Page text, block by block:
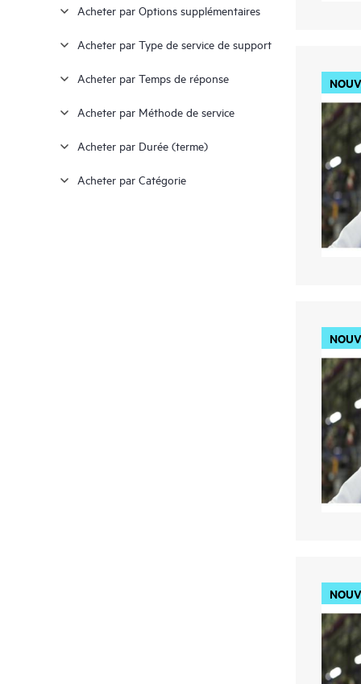
Acheter par Options supplémentaires
Acheter par Type de service de support
Acheter par Temps de réponse
Acheter par Méthode de service
Acheter par Durée (terme)
Acheter par Catégorie